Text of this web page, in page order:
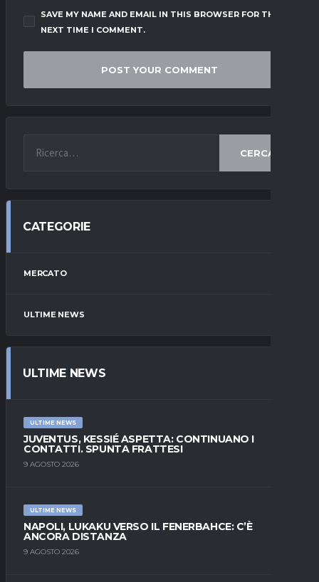
SAVE MY NAME AND EMAIL IN THIS BROWSER FOR THE
NEXT TIME I COMMENT.
CERCA
CATEGORIE
MERCATO
ULTIME NEWS
ULTIME NEWS
ULTIME NEWS
JUVENTUS, KESSIÉ ASPETTA: CONTINUANO I
CONTATTI. SPUNTA FRATTESI
9 AGOSTO 2026
ULTIME NEWS
NAPOLI, LUKAKU VERSO IL FENERBAHCE: C’È
ANCORA DISTANZA
9 AGOSTO 2026